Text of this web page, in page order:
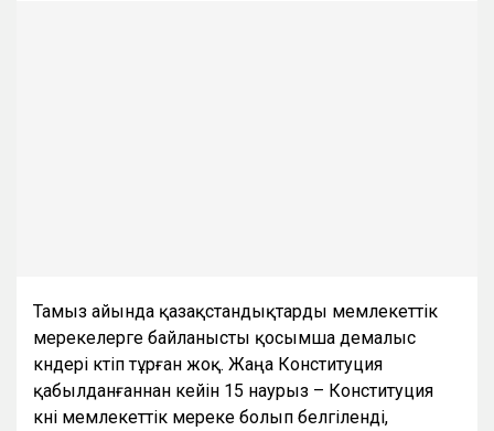
Тамыз айында қазақстандықтарды мемлекеттік
мерекелерге байланысты қосымша демалыс
күндері күтіп тұрған жоқ. Жаңа Конституция
қабылданғаннан кейін 15 наурыз – Конституция
күні мемлекеттік мереке болып белгіленді,